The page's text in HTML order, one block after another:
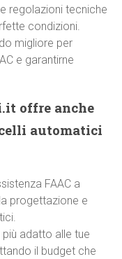
regolazioni tecniche
condizioni.
migliore per
e garantirne
offre anche
automatici
FAAC a
progettazione e
adatto alle tue
il budget che